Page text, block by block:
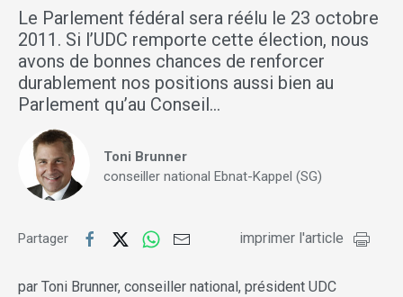
Le Parlement fédéral sera réélu le 23 octobre
2011. Si l’UDC remporte cette élection, nous
avons de bonnes chances de renforcer
durablement nos positions aussi bien au
Parlement qu’au Conseil…
Toni Brunner
conseiller national Ebnat-Kappel (SG)
Partager imprimer l'article
par Toni Brunner, conseiller national, président UDC